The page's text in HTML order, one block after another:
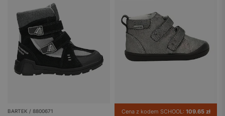
BARTEK / 8800671 Cena z kodem SCHOOL: 109.65 zł